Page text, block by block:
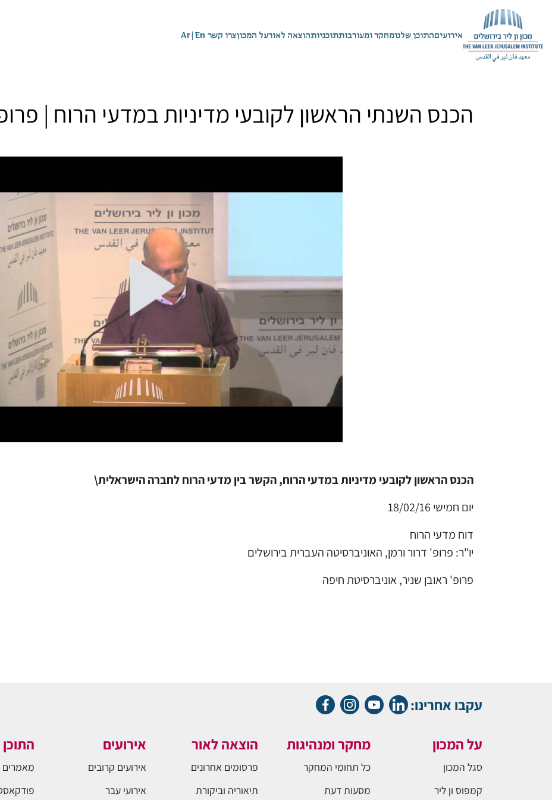
אירועיםהתוכן שלנומחקר ומעורבותתוכניותהוצאה לאורעל המכוןצרו קשר En
|
Ar
הכנס השנתי הראשון לקובעי מדיניות במדעי הרוח |
הכנס הראשון לקובעי מדיניות במדעי הרוח, הקשר בין מדעי הרוח לחברה הישראלית\
יום חמישי 18/02/16
דוח מדעי הרוח
יו"ר: פרופ' דרור ורמן, האוניברסיטה העברית בירושלים
פרופ' ראובן שניר, אוניברסיטת חיפה
עקבו אחרינו:
על המכון
סגל המכון
קמפוס ון ליר
מחקר ומנהיגות
כל תחומי המחקר
מסעות דעת
הוצאה לאור
פרסומים אחרונים
תיאוריה וביקורת
אירועים
אירועים קרובים
אירועי עבר
מאמרים